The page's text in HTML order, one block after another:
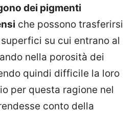
dei pigmenti
che possono trasferirsi
su cui entrano al
nella porosità dei
quindi difficile la loro
per questa ragione nel
conto della